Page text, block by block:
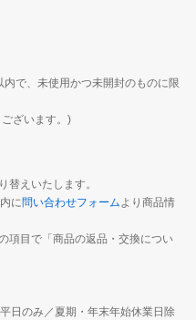
で、未使用かつ未開封のものに限
ざいます。)
替えいたします。
に問い合わせフォームより商品情
項目で「商品の返品・交換につい
日のみ／夏期・年末年始休業日除